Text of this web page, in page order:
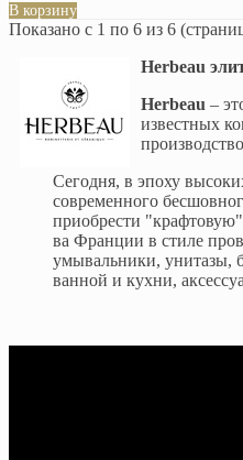
В корзину
Показано с 1 по 6 из 6
Herbeau
Herbeau –
известных
Сегодня, в эпоху
современного
приобрести
ва Франции в стиле
умывальники, унитазы,
ванной и кухни,